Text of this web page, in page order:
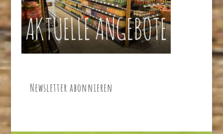
Newsletter abonnieren